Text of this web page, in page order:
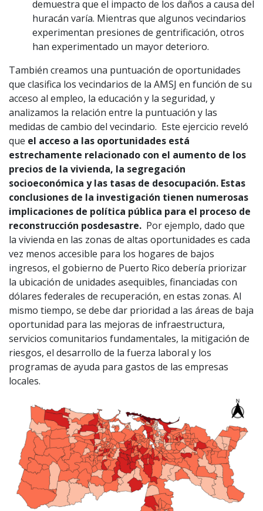
demuestra que el impacto de los daños a causa del
huracán varía. Mientras que algunos vecindarios
experimentan presiones de gentrificación, otros
han experimentado un mayor deterioro.
También creamos una puntuación de oportunidades
que clasifica los vecindarios de la AMSJ en función de su
acceso al empleo, la educación y la seguridad, y
analizamos la relación entre la puntuación y las
medidas de cambio del vecindario. Este ejercicio reveló
que el acceso a las oportunidades está
estrechamente relacionado con el aumento de los
precios de la vivienda, la segregación
socioeconómica y las tasas de desocupación. Estas
conclusiones de la investigación tienen numerosas
implicaciones de política pública para el proceso de
reconstrucción posdesastre. Por ejemplo, dado que
la vivienda en las zonas de altas oportunidades es cada
vez menos accesible para los hogares de bajos
ingresos, el gobierno de Puerto Rico debería priorizar
la ubicación de unidades asequibles, financiadas con
dólares federales de recuperación, en estas zonas. Al
mismo tiempo, se debe dar prioridad a las áreas de baja
oportunidad para las mejoras de infraestructura,
servicios comunitarios fundamentales, la mitigación de
riesgos, el desarrollo de la fuerza laboral y los
programas de ayuda para gastos de las empresas
locales.